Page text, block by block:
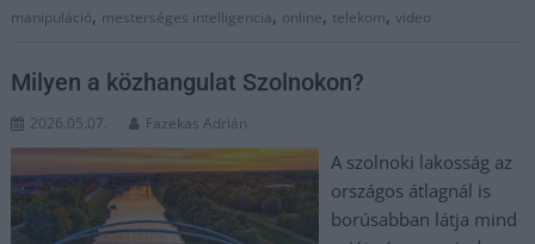
manipuláció, mesterséges intelligencia, online, telekom,video
Milyen a közhangulat Szolnokon?
2026.05.07. Fazekas Adrián
A szolnoki lakosság az
országos átlagnál is
borúsabban látja mind